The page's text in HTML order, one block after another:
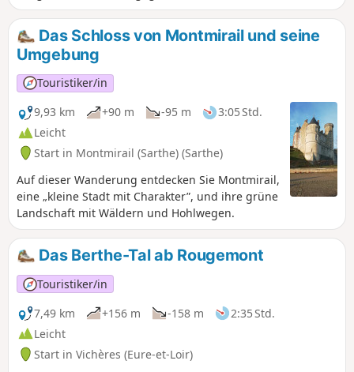
Wald entdecken Sie im Obstbaumgarten von
Miermaigne die Obstsorten der Perche;
Mitte November können Sie am Apfelfest
teilnehmen.
Das Schloss von Montmirail und seine
Umgebung
Touristiker/in
9,93 km
+90 m -95 m
3:05 Std.
Leicht
Start in Montmirail (Sarthe) (Sarthe)
Auf dieser Wanderung entdecken Sie Montmirail,
eine „kleine Stadt mit Charakter”, und ihre grüne
Landschaft mit Wäldern und Hohlwegen.
Das Berthe-Tal ab Rougemont
Touristiker/in
7,49 km
+156 m -158 m
2:35 Std.
Leicht
Start in Vichères (Eure-et-Loir)